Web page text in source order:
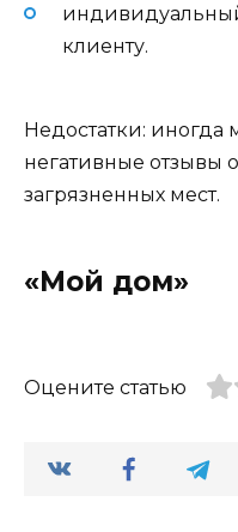
клиенту.
Недостатки: иногда
негативные отзывы
загрязненных мест.
«Мой дом»
Оцените статью